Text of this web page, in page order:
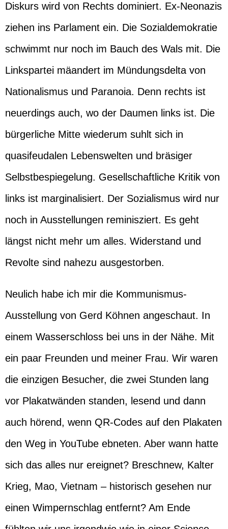
Diskurs wird von Rechts dominiert. Ex-Neonazis
ziehen ins Parlament ein. Die Sozialdemokratie
schwimmt nur noch im Bauch des Wals mit. Die
Linkspartei mäandert im Mündungsdelta von
Nationalismus und Paranoia. Denn rechts ist
neuerdings auch, wo der Daumen links ist. Die
bürgerliche Mitte wiederum suhlt sich in
quasifeudalen Lebenswelten und bräsiger
Selbstbespiegelung. Gesellschaftliche Kritik von
links ist marginalisiert. Der Sozialismus wird nur
noch in Ausstellungen reminisziert. Es geht
längst nicht mehr um alles. Widerstand und
Revolte sind nahezu ausgestorben.
Neulich habe ich mir die Kommunismus-
Ausstellung von Gerd Köhnen angeschaut. In
einem Wasserschloss bei uns in der Nähe. Mit
ein paar Freunden und meiner Frau. Wir waren
die einzigen Besucher, die zwei Stunden lang
vor Plakatwänden standen, lesend und dann
auch hörend, wenn QR-Codes auf den Plakaten
den Weg in YouTube ebneten. Aber wann hatte
sich das alles nur ereignet? Breschnew, Kalter
Krieg, Mao, Vietnam – historisch gesehen nur
einen Wimpernschlag entfernt? Am Ende